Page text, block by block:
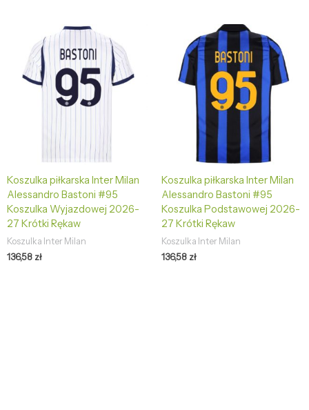
Koszulka piłkarska Inter Milan
Alessandro Bastoni #95
Koszulka Wyjazdowej 2026-
27 Krótki Rękaw
Koszulka Inter Milan
136,58 zł
Koszulka piłkarska Inter Milan
Alessandro Bastoni #95
Koszulka Podstawowej 2026-
27 Krótki Rękaw
Koszulka Inter Milan
136,58 zł